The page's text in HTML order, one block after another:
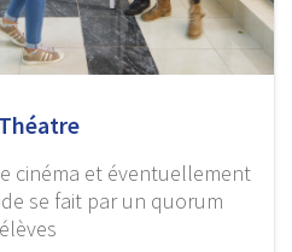
cinéma et éventuellement
se fait par un quorum